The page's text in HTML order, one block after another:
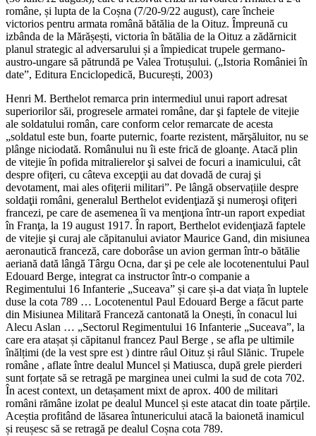
române, și lupta de la Coșna (7/20-9/22 august), care încheie
victorios pentru armata română bătălia de la Oituz. Împreună cu
izbânda de la Mărășești, victoria în bătălia de la Oituz a zădărnicit
planul strategic al adversarului și a împiedicat trupele germano-
austro-ungare să pătrundă pe Valea Trotușului. („Istoria României în
date”, Editura Enciclopedică, București, 2003)
Henri M. Berthelot remarca prin intermediul unui raport adresat
superiorilor săi, progresele armatei române, dar şi faptele de vitejie
ale soldatului român, care conform celor remarcate de acesta
„soldatul este bun, foarte puternic, foarte rezistent, mărşăluitor, nu se
plânge niciodată. Românului nu îi este frică de gloanţe. Atacă plin
de vitejie în pofida mitralierelor şi salvei de focuri a inamicului, cât
despre ofiţeri, cu câteva excepţii au dat dovadă de curaj şi
devotament, mai ales ofiţerii militari”. Pe lângă observațiile despre
soldaţii români, generalul Berthelot evidenţiază şi numeroşi ofiţeri
francezi, pe care de asemenea îi va menţiona într-un raport expediat
în Franţa, la 19 august 1917. În raport, Berthelot evidenţiază faptele
de vitejie şi curaj ale căpitanului aviator Maurice Gand, din misiunea
aeronautică franceză, care doborâse un avion german într-o bătălie
aeriană dată lângă Târgu Ocna, dar şi pe cele ale locotenentului Paul
Edouard Berge, integrat ca instructor într-o companie a
Regimentului 16 Infanterie „Suceava” și care și-a dat viața în luptele
duse la cota 789 … Locotenentul Paul Edouard Berge a făcut parte
din Misiunea Militară Franceză cantonată la Onești, în conacul lui
Alecu Aslan … „Sectorul Regimentului 16 Infanterie „Suceava”, la
care era atașat și căpitanul francez Paul Berge , se afla pe ultimile
înălțimi (de la vest spre est ) dintre râul Oituz și râul Slănic. Trupele
române , aflate între dealul Muncel și Matiusca, după grele pierderi
sunt forțate să se retragă pe marginea unei culmi la sud de cota 702.
În acest context, un detașament mixt de aprox. 400 de militari
români rămâne izolat pe dealul Muncel și este atacat din toate părțile.
Aceștia profitând de lăsarea întunericului atacă la baionetă inamicul
și reușesc să se retragă pe dealul Coșna cota 789.